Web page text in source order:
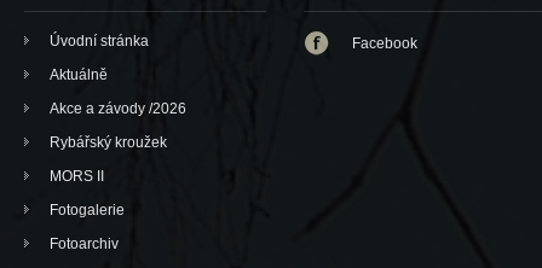
Úvodní stránka
Aktuálně
Akce a závody /2026
Rybářský kroužek
MORS II
Fotogalerie
Fotoarchiv
Facebook